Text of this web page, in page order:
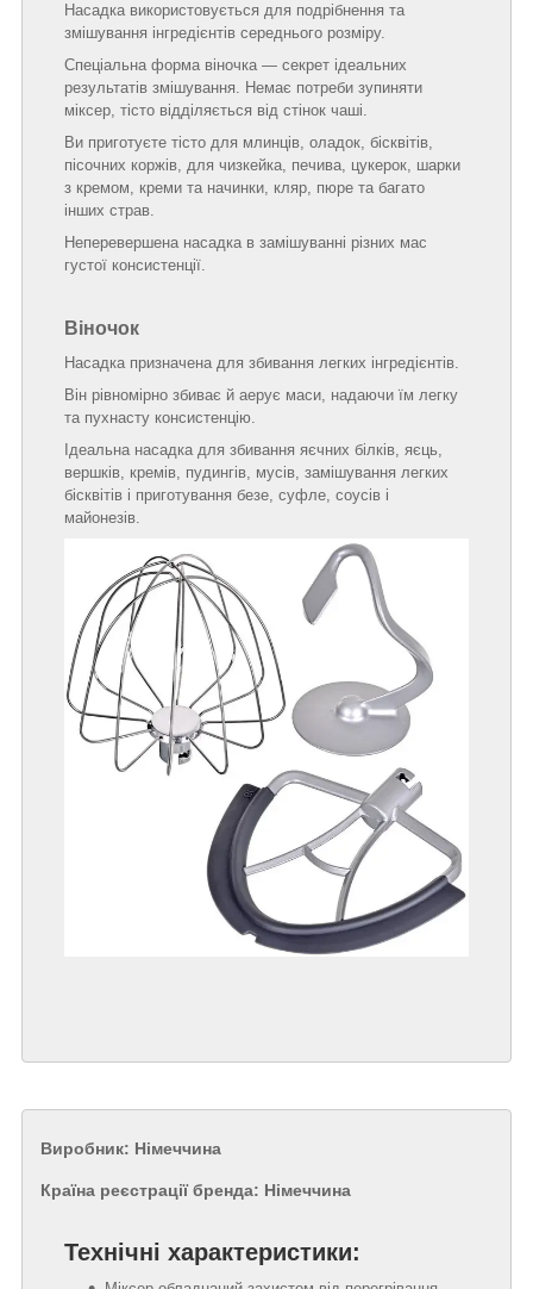
Насадка використовується для подрібнення та
змішування інгредієнтів середнього розміру.
Спеціальна форма віночка — секрет ідеальних
результатів змішування. Немає потреби зупиняти
міксер, тісто відділяється від стінок чаші.
Ви приготуєте тісто для млинців, оладок, бісквітів,
пісочних коржів, для чизкейка, печива, цукерок, шарки
з кремом, креми та начинки, кляр, пюре та багато
інших страв.
Неперевершена насадка в замішуванні різних мас
густої консистенції.
Віночок
Насадка призначена для збивання легких інгредієнтів.
Він рівномірно збиває й аерує маси, надаючи їм легку
та пухнасту консистенцію.
Ідеальна насадка для збивання яєчних білків, яєць,
вершків, кремів, пудингів, мусів, замішування легких
бісквітів і приготування безе, суфле, соусів і
майонезів.
Технічні характеристики:
Країна реєстрації бренда: Німеччина
Виробник: Німеччина